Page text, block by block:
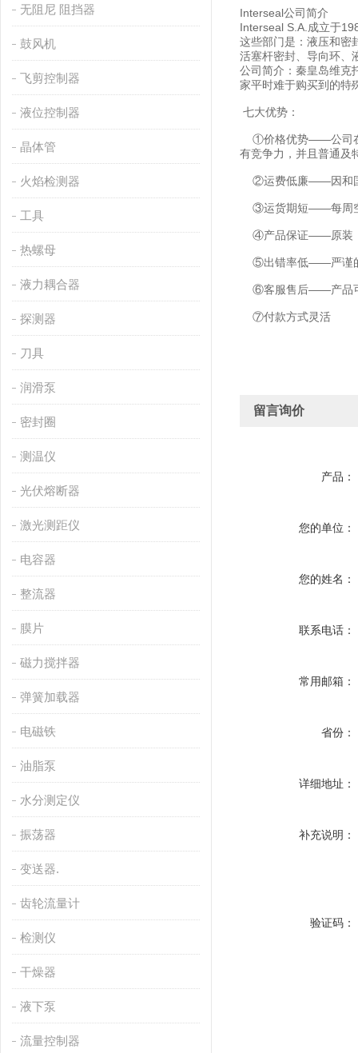
无阻尼 阻挡器
鼓风机
飞剪控制器
液位控制器
晶体管
火焰检测器
工具
热螺母
液力耦合器
探测器
刀具
润滑泵
密封圈
测温仪
光伏熔断器
激光测距仪
电容器
整流器
膜片
磁力搅拌器
弹簧加载器
电磁铁
油脂泵
水分测定仪
振荡器
变送器.
齿轮流量计
检测仪
干燥器
液下泵
流量控制器
Interseal公司简介
Interseal S.A.成立于
这些部门是：液压和密
活塞杆密封、导向环、
公司简介：秦皇岛维克
家平时难于购买到的特
七大优势：
①价格优势——公司在
有竞争力，并且普通及
②运费低廉——因和国
③运货期短——每周空
④产品保证——原装
⑤出错率低——严谨的
⑥客服售后——产品可
⑦付款方式灵活
留言询价
产品：
您的单位：
您的姓名：
联系电话：
常用邮箱：
省份：
详细地址：
补充说明：
验证码：